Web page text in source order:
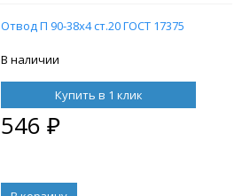
Отвод П 90-38х4 ст.20 ГОСТ 17375
В наличии
Купить в 1 клик
546 ₽